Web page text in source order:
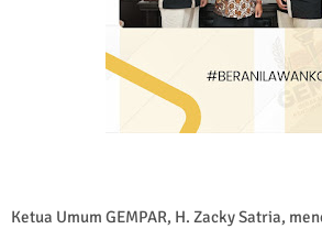
Ketua Umum GEMPAR, H. Zacky Satria,